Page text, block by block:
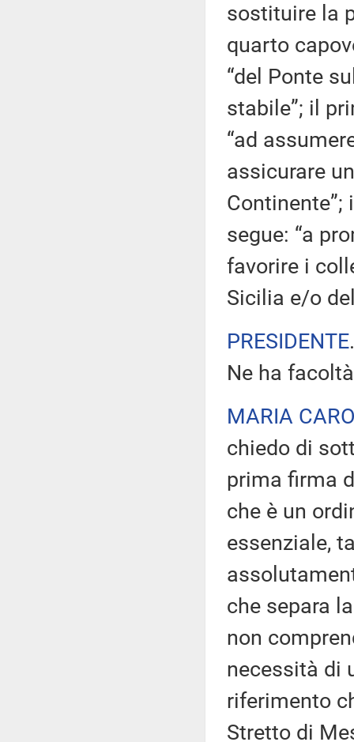
sostituire la
quarto
“del Ponte
stabile”; il
“ad
assicurare
segue: “a
favorire i
Sicilia e/o
PRESIDENTE
Ne ha
MARIA
chiedo di
prima firma
che è un
essenziale,
che separa
non
necessità di
riferimento
Stretto di